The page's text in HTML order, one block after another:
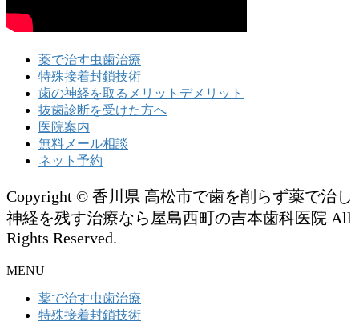
薬で治す虫歯治療
特殊接着封鎖技術
歯の神経を取るメリットデメリット
抜歯診断を受けた方へ
医院案内
無料メール相談
ネット予約
Copyright © 香川県 高松市で歯を削らず薬で治し
神経を残す治療なら屋島西町の吉本歯科医院 All
Rights Reserved.
MENU
薬で治す虫歯治療
特殊接着封鎖技術